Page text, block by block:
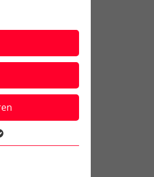
der
Webseite